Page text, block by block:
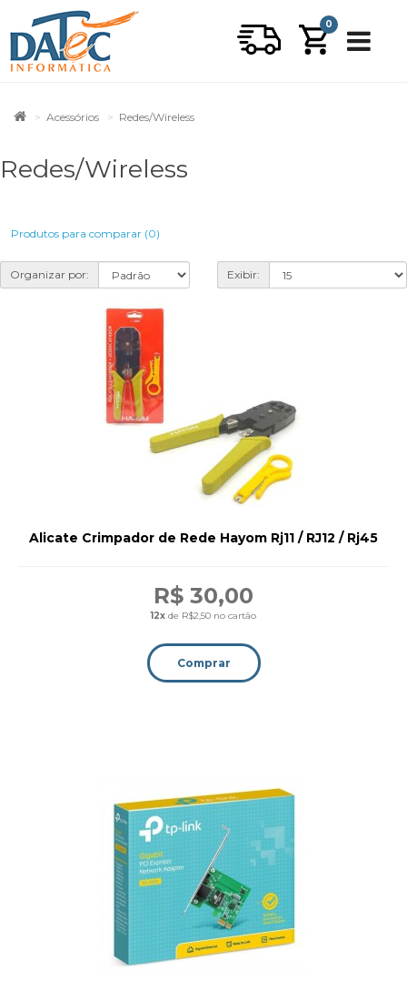
0
Acessórios Redes/Wireless
Redes/Wireless
Produtos para comparar (0)
Organizar por: Exibir:
Alicate Crimpador de Rede Hayom Rj11 / RJ12 / Rj45
R$ 30,00
12x de R$2,50 no cartão
Comprar